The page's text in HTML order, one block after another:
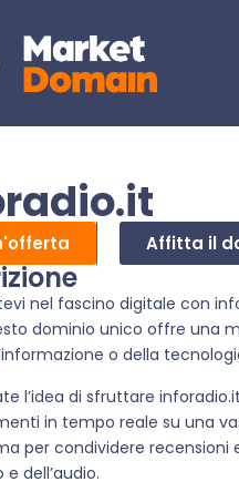
Affitta il
nel fascino digitale con
dominio unico offre una
o della
l’idea di sfruttare
in tempo reale su una
per condividere recensioni
dell’audio.